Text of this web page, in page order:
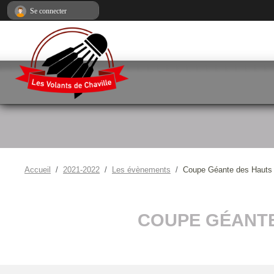
Accueil 2021-2022 Les évènements Coupe Géante des
COUPE
Se connecter
Panneau de gestion des cookies